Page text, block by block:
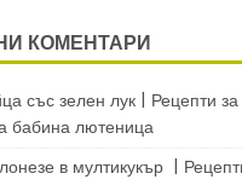
КОМЕНТАРИ
със зелен лук | Рецепти за
бабина лютеница
в мултикукър |